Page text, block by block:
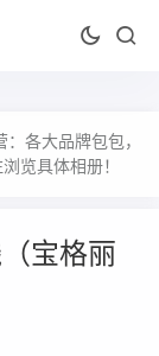
：各大品牌包包，
览具体相册！
宝格丽